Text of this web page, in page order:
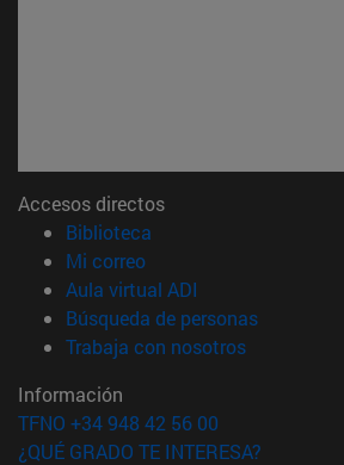
Accesos directos
Biblioteca
Mi correo(abre en nueva ventana)
Aula virtual ADI
Búsqueda de personas(abre en
Trabaja con nosotros(abre en
Información
TFNO +34 948 42 56 00
¿QUÉ GRADO TE INTERESA?